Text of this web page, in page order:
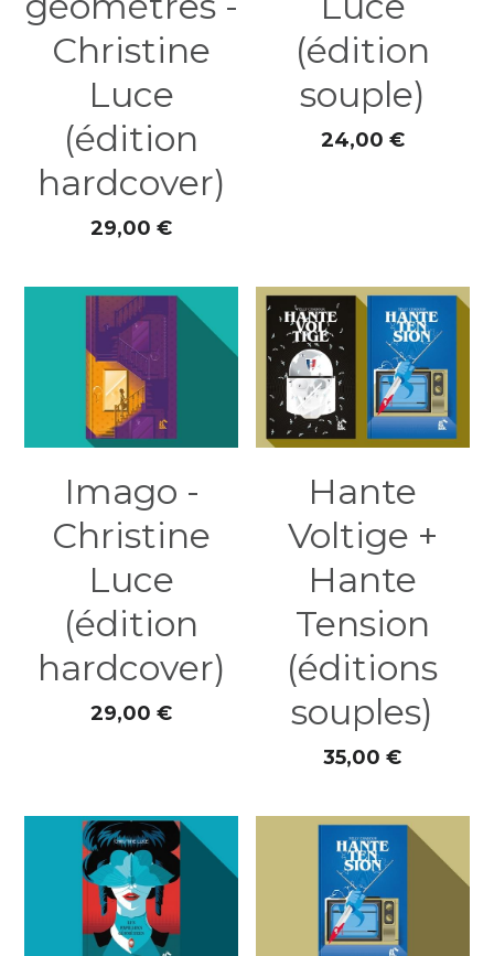
Christine
Luce
(édition
hardcover)
29,00 €
(édition
souple)
24,00 €
Imago -
Christine
Luce
(édition
hardcover)
29,00 €
Hante
Voltige +
Hante
Tension
(éditions
souples)
35,00 €